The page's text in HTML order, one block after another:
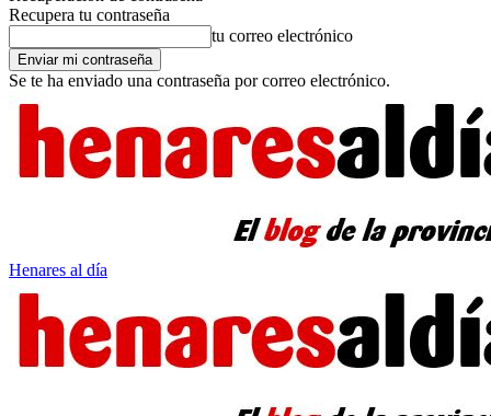
Recupera tu contraseña
tu correo electrónico
Se te ha enviado una contraseña por correo electrónico.
Henares al día